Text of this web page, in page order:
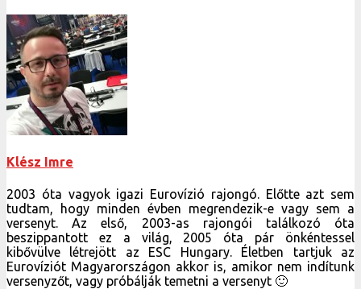
Klész Imre
2003 óta vagyok igazi Eurovízió rajongó. Előtte azt sem
tudtam, hogy minden évben megrendezik-e vagy sem a
versenyt. Az első, 2003-as rajongói találkozó óta
beszippantott ez a világ, 2005 óta pár önkéntessel
kibővülve létrejött az ESC Hungary. Életben tartjuk az
Eurovíziót Magyarországon akkor is, amikor nem indítunk
versenyzőt, vagy próbálják temetni a versenyt 🙂